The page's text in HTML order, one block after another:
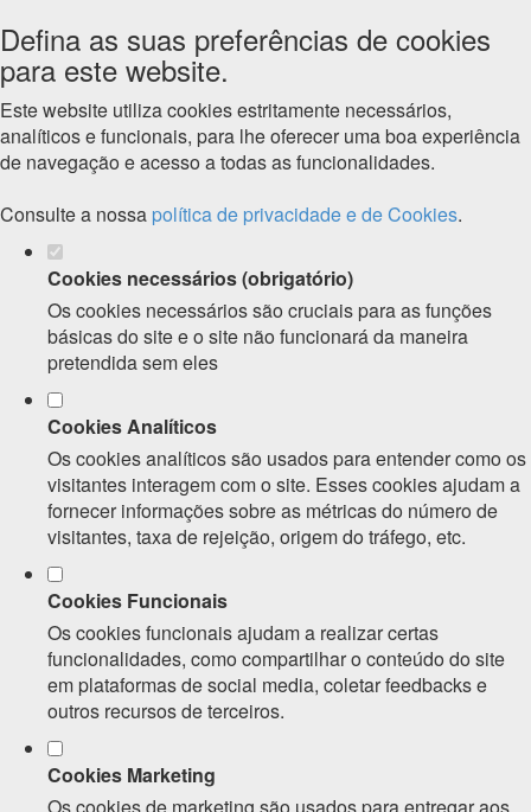
Defina as suas preferências de cookies
para este website.
Este website utiliza cookies estritamente necessários,
analíticos e funcionais, para lhe oferecer uma boa experiência
de navegação e acesso a todas as funcionalidades.
Consulte a nossa política de privacidade e de Cookies.
Cookies necessários (obrigatório)
Os cookies necessários são cruciais para as funções
básicas do site e o site não funcionará da maneira
pretendida sem eles
Cookies Analíticos
Os cookies analíticos são usados para entender como os
visitantes interagem com o site. Esses cookies ajudam a
fornecer informações sobre as métricas do número de
visitantes, taxa de rejeição, origem do tráfego, etc.
Cookies Funcionais
Os cookies funcionais ajudam a realizar certas
funcionalidades, como compartilhar o conteúdo do site
em plataformas de social media, coletar feedbacks e
outros recursos de terceiros.
Cookies Marketing